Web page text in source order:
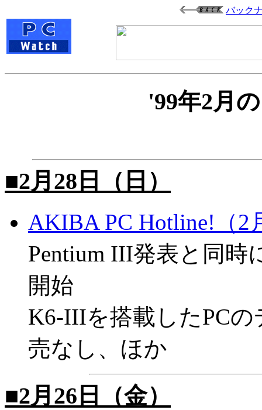
バック
'99年2月
■2月28日（日）
AKIBA PC Hotline!（2
Pentium III発表と同
開始
K6-IIIを搭載したPC
売なし、ほか
■2月26日（金）